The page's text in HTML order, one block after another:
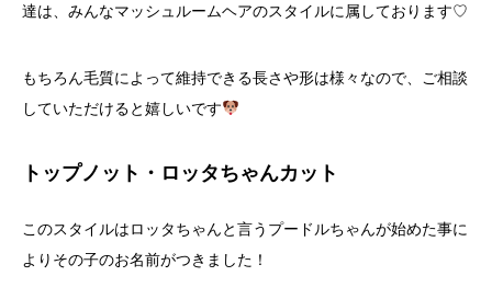
達は、みんなマッシュルームヘアのスタイルに属しております♡
もちろん毛質によって維持できる長さや形は様々なので、ご相談
していただけると嬉しいです
トップノット・ロッタちゃんカット
このスタイルはロッタちゃんと言うプードルちゃんが始めた事に
よりその子のお名前がつきました！